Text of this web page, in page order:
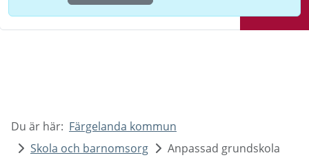
Du är här: Färgelanda kommun
Skola och barnomsorg
Anpassad grundskola